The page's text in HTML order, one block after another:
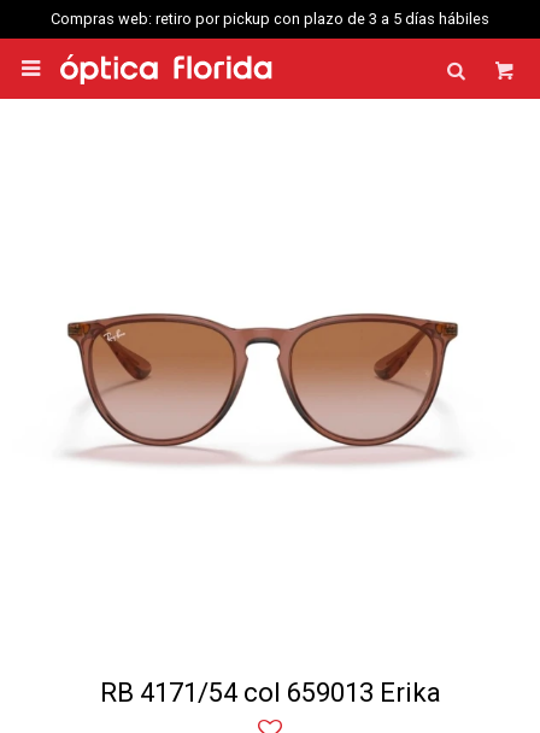
Compras web: retiro por pickup con plazo de 3 a 5 días hábiles

RB 4171/54 col 659013 Erika